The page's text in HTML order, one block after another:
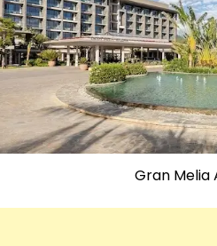
Gran Melia